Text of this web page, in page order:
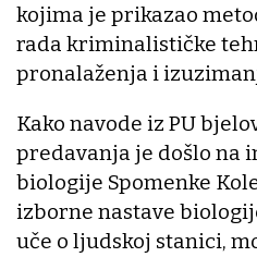
kojima je prikazao
rada kriminalističke
pronalaženja i
Kako navode iz PU
predavanja je došlo na
biologije Spomenke
izborne nastave
uče o ljudskoj stanici,